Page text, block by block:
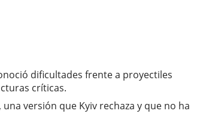
dificultades frente a proyectiles
críticas.
versión que Kyiv rechaza y que no ha